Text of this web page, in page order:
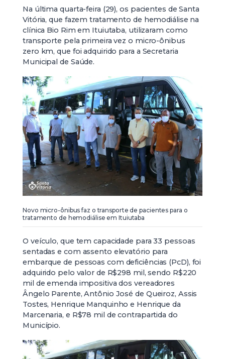
Na última quarta-feira (29), os pacientes de Santa
Vitória, que fazem tratamento de hemodiálise na
clínica Bio Rim em Ituiutaba, utilizaram como
transporte pela primeira vez o micro-ônibus
zero km, que foi adquirido para a Secretaria
Municipal de Saúde.
Novo micro-ônibus faz o transporte de pacientes para o
tratamento de hemodiálise em Ituiutaba
O veículo, que tem capacidade para 33 pessoas
sentadas e com assento elevatório para
embarque de pessoas com deficiências (PcD), foi
adquirido pelo valor de R$298 mil, sendo R$220
mil de emenda impositiva dos vereadores
Ângelo Parente, Antônio José de Queiroz, Assis
Tostes, Henrique Manquinho e Henrique da
Marcenaria, e R$78 mil de contrapartida do
Município.